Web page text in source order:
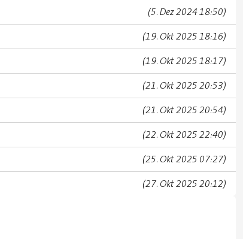
(5. Dez 2024 18:50)
(19. Okt 2025 18:16)
(19. Okt 2025 18:17)
(21. Okt 2025 20:53)
(21. Okt 2025 20:54)
(22. Okt 2025 22:40)
(25. Okt 2025 07:27)
(27. Okt 2025 20:12)